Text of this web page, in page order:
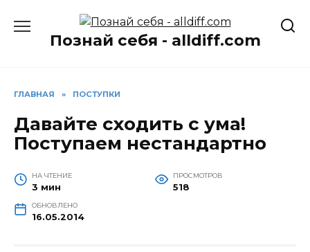
содержаниюПознай себя - alldiff.com
ГЛАВНАЯ » ПОСТУПКИ
Давайте сходить с ума!
Поступаем нестандартно
НА ЧТЕНИЕ
3 мин
ПРОСМОТРОВ
518
ОБНОВЛЕНО
16.05.2014